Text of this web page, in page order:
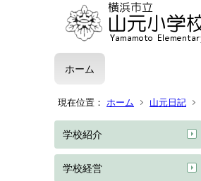
ホーム
現在位置： ホーム 山元日記
学校紹介
学校経営